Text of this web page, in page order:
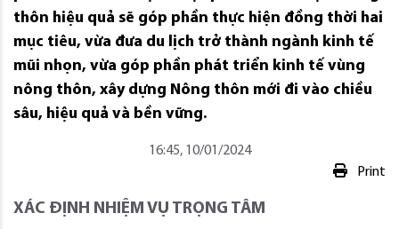
thôn hiệu quả sẽ góp phần thực hiện đồng thời hai
mục tiêu, vừa đưa du lịch trở thành ngành kinh tế
mũi nhọn, vừa góp phần phát triển kinh tế vùng
nông thôn, xây dựng Nông thôn mới đi vào chiều
sâu, hiệu quả và bền vững.
16:45, 10/01/2024
Print
XÁC ĐỊNH NHIỆM VỤ TRỌNG TÂM